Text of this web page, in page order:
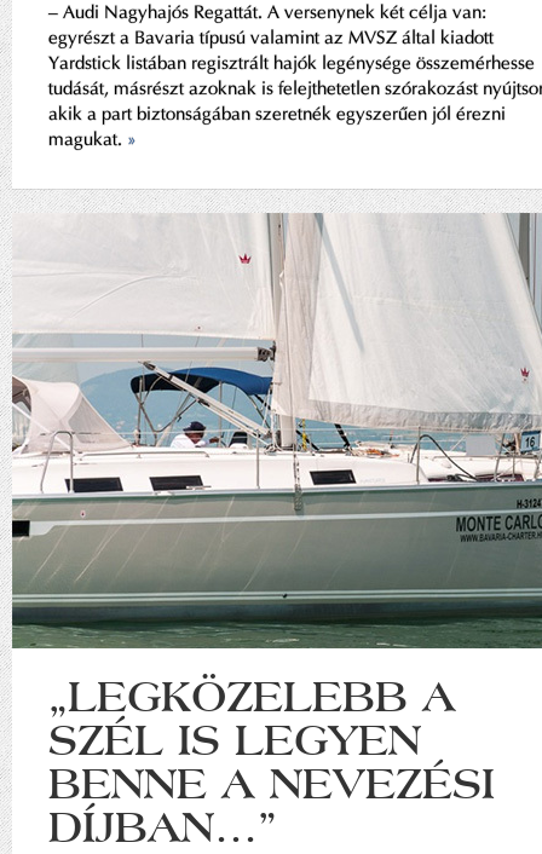
– Audi Nagyhajós Regattát. A versenynek két célja van:
egyrészt a Bavaria típusú valamint az MVSZ által kiadott
Yardstick listában regisztrált hajók legénysége összemérhesse
tudását, másrészt azoknak is felejthetetlen szórakozást
akik a part biztonságában szeretnék egyszerűen jól érezni
magukat. »
„LEGKÖZELEBB A
SZÉL IS LEGYEN
BENNE A NEVEZÉSI
DÍJBAN…”